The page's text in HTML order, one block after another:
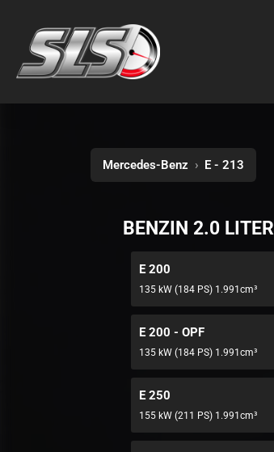
Mercedes-Benz › E - 213
BENZIN 2.0 LITER
E 200
135 kW (184 PS) 1.991cm³
E 200 - OPF
135 kW (184 PS) 1.991cm³
E 250
155 kW (211 PS) 1.991cm³